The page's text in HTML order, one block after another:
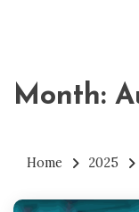
Month:
Home 2025